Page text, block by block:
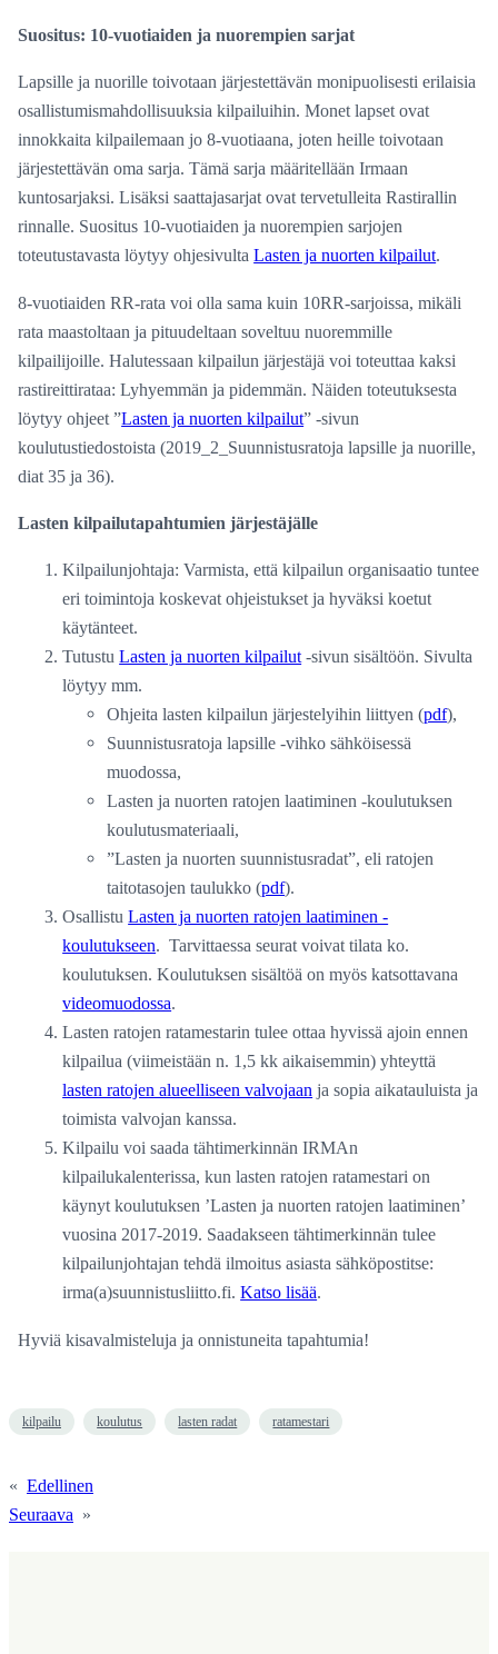
Suositus: 10-vuotiaiden ja nuorempien sarjat
Lapsille ja nuorille toivotaan järjestettävän monipuolisesti erilaisia
osallistumismahdollisuuksia kilpailuihin. Monet lapset ovat
innokkaita kilpailemaan jo 8-vuotiaana, joten heille toivotaan
järjestettävän oma sarja. Tämä sarja määritellään Irmaan
kuntosarjaksi. Lisäksi saattajasarjat ovat tervetulleita Rastirallin
rinnalle. Suositus 10-vuotiaiden ja nuorempien sarjojen
toteutustavasta löytyy ohjesivultaLasten ja nuorten kilpailut.
8-vuotiaiden RR-rata voi olla sama kuin 10RR-sarjoissa, mikäli
rata maastoltaan ja pituudeltaan soveltuu nuoremmille
kilpailijoille. Halutessaan kilpailun järjestäjä voi toteuttaa kaksi
rastireittirataa: Lyhyemmän ja pidemmän. Näiden toteutuksesta
löytyy ohjeet ”Lasten ja nuorten kilpailut” -sivun
koulutustiedostoista (2019_2_Suunnistusratoja lapsille ja nuorille,
diat 35 ja 36).
Lasten kilpailutapahtumien järjestäjälle
Kilpailunjohtaja: Varmista, että kilpailun organisaatio tuntee
eri toimintoja koskevat ohjeistukset ja hyväksi koetut
käytänteet.
TutustuLasten ja nuorten kilpailut-sivun sisältöön. Sivulta
löytyy mm.
Ohjeita lasten kilpailun järjestelyihin liittyen (pdf),
Suunnistusratoja lapsille -vihko sähköisessä
muodossa,
Lasten ja nuorten ratojen laatiminen -koulutuksen
koulutusmateriaali,
”Lasten ja nuorten suunnistusradat”, eli ratojen
taitotasojen taulukko (pdf).
OsallistuLasten ja nuorten ratojen laatiminen -
koulutukseen. Tarvittaessa seurat voivat tilata ko.
koulutuksen. Koulutuksen sisältöä on myös katsottavana
videomuodossa.
Lasten ratojen ratamestarin tulee ottaa hyvissä ajoin ennen
kilpailua (viimeistään n. 1,5 kk aikaisemmin) yhteyttä
lasten ratojen alueelliseen valvojaan ja sopia aikatauluista ja
toimista valvojan kanssa.
Kilpailu voi saada tähtimerkinnän IRMAn
kilpailukalenterissa, kun lasten ratojen ratamestari on
käynyt koulutuksen ’Lasten ja nuorten ratojen laatiminen’
vuosina 2017-2019. Saadakseen tähtimerkinnän tulee
kilpailunjohtajan tehdä ilmoitus asiasta sähköpostitse:
irma(a)suunnistusliitto.fi.Katso lisää.
Hyviä kisavalmisteluja ja onnistuneita tapahtumia!
kilpailu koulutus lasten radat ratamestari
« Edellinen
Seuraava »